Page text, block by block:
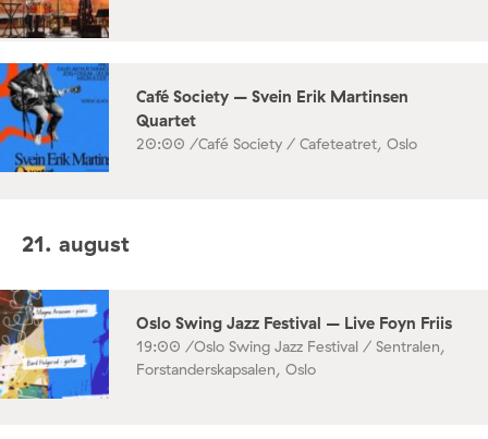
Café Society – Svein Erik Martinsen
Quartet
20:00 /Café Society / Cafeteatret, Oslo
21. august
Oslo Swing Jazz Festival – Live Foyn Friis
19:00 /Oslo Swing Jazz Festival / Sentralen,
Forstanderskapsalen, Oslo